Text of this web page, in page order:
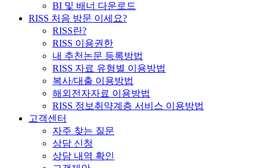
BI 및 배너 다운로드
RISS 처음 방문 이세요?
RISS란?
RISS 이용권한
내 추천논문 등록방법
RISS 자료 유형별 이용방법
복사/대출 이용방법
해외전자자료 이용방법
RISS 정보취약계층 서비스 이용방법
고객센터
자주 찾는 질문
상담 신청
상담 내역 확인